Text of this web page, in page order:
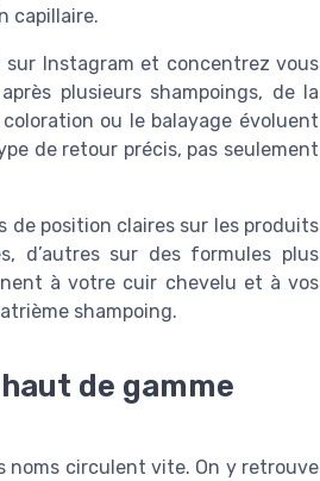
capillaire.
Instagram et concentrez vous
plusieurs shampoings, de la
ou le balayage évoluent
de retour précis, pas seulement
de position claires sur les produits
d’autres sur des formules plus
à votre cuir chevelu et à vos
shampoing.
de gamme
noms circulent vite. On y retrouve